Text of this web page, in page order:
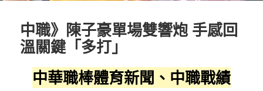
中職》陳子豪單場雙響炮 手感回
溫關鍵「多打」
中華職棒體育新聞、中職戰績